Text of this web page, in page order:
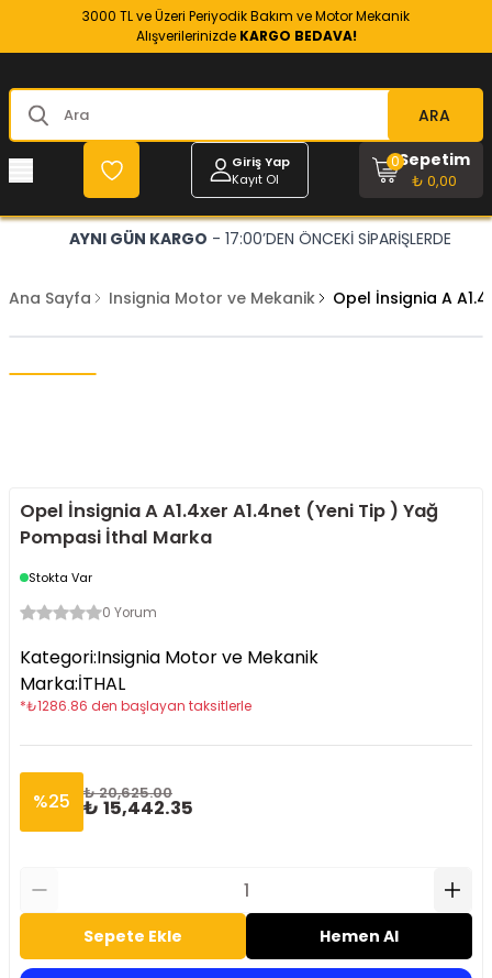
3000 TL ve Üzeri Periyodik Bakım ve Motor Mekanik
Alışverilerinizde KARGO BEDAVA!
ARA
Giriş Yap
Kayıt Ol
Sepetim
₺ 0,00
0
AYNI GÜN KARGO - 17:00’DEN ÖNCEKİ SİPARİŞLERDE
Ana Sayfa Insignia Motor ve Mekanik Opel İnsignia A
Opel İnsignia A A1.4xer A1.4net (Yeni Tip ) Yağ
Pompasi İthal Marka
Stokta Var
0 Yorum
Kategori:Insignia Motor ve Mekanik
Marka:İTHAL
*₺1286.86 den başlayan taksitlerle
%25 ₺ 20,625.00
₺ 15,442.35
Sepete Ekle Hemen Al